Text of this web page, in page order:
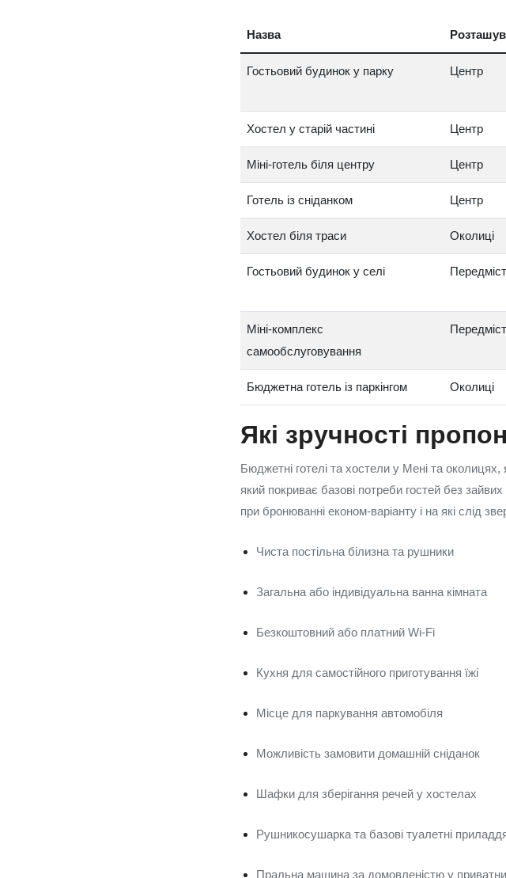
Назва
Гостьовий будинок у парку Центр
Хостел у старій частині Центр
Міні‑готель біля центру Центр
Готель із сніданком Центр
Хостел біля траси Околиці
Гостьовий будинок у селі
Міні‑комплекс
самообслуговування
Бюджетна готель із паркінгом Околиці
Які зручності
Бюджетні готелі та хостели у Мені та
який покриває базові потреби гостей без зайвих
при бронюванні економ‑варіанту і на які слід
Чиста постільна білизна та рушники
Загальна або індивідуальна ванна кімната
Безкоштовний або платний Wi‑Fi
Кухня для самостійного приготування їжі
Місце для паркування автомобіля
Можливість замовити домашній сніданок
Шафки для зберігання речей у хостелах
Рушникосушарка та базові туалетні
Пральна машина за домовленістю у